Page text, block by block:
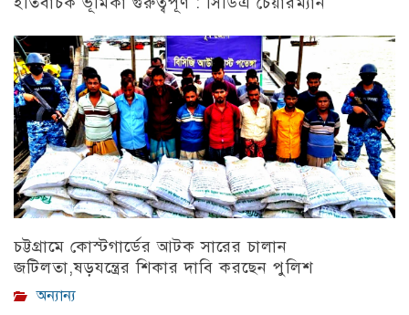
চট্টগ্রাম
চট্টগ্রামে কোস্টগার্ডের আটক সারের চালান
জটিলতা,ষড়যন্ত্রের শিকার দাবি করছেন পুলিশ
অন্যান্য